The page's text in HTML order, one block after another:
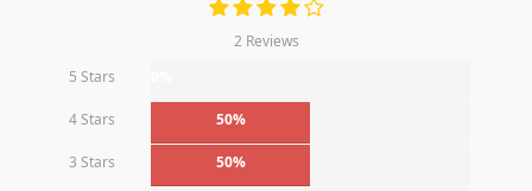
2 Reviews
5 Stars
4 Stars 50%
3 Stars 50%